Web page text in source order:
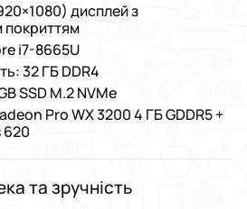
дисплей з
покриттям
i7-8665U
32 ГБ DDR4
SSD M.2 NVMe
Pro WX 3200 4 ГБ GDDR5 +
620
та зручність